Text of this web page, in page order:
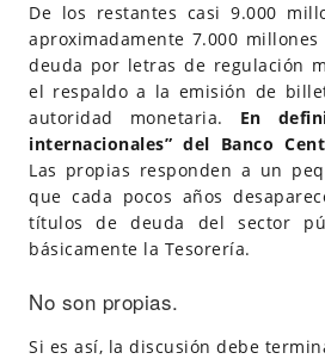
De los restantes casi 9.000
aproximadamente 7.000
deuda por letras de regulación
el respaldo a la emisión de
autoridad monetaria. En
internacionales” del Banco
Las propias responden a un
que cada pocos años
títulos de deuda del sector
básicamente la Tesorería.
No son propias.
Si es así, la discusión debe